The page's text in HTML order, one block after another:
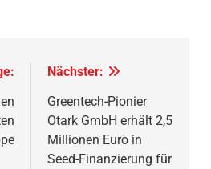
Nächster:
Greentech-Pionier
Otark GmbH erhält 2,5
Millionen Euro in
Seed-Finanzierung für